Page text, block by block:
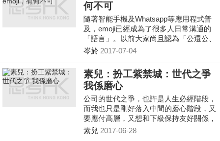
何不可
隨著智能手機及Whatsapp等應用程式普
及，emoji已經成為了很多人日常溝通的
「語言」。以前大家尚且認為「公還公、
私還私」，如果在公務聯絡使用emoji，
禮。但今時今日，使用emoji已經由私人
溝通蔓延至職場。有調查顯示，76%美國
人稱他們會在公務聯絡使用emoji。
岑於 2017-07-04
素兒：扮工紫禁城：世代之爭
我係磨心
公司的世代之爭，也許是人生必經階段，
而我也只是剛好落入中間的磨心階段，又
要應付高層，又想和下級保持友好關係，
其實我大可每日板起口面上班，但這又何
素兒 2017-06-28